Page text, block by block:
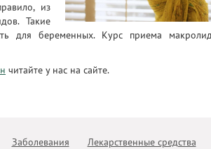
из
Такие
для беременных. Курс приема
читайте у нас на сайте.
Заболевания Лекарственные средства